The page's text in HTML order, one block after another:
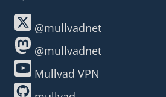
@mullvadnet
@mullvadnet
Mullvad VPN